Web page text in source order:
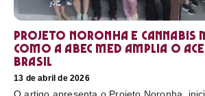
Projeto Noronha e cannabis
como a ABEC Med amplia o
Brasil
13 de abril de 2026